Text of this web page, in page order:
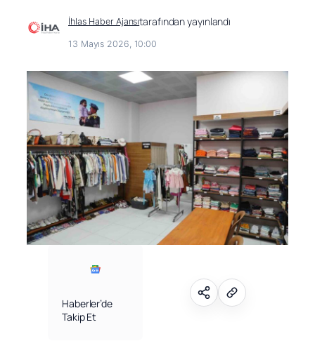
İhlas Haber Ajansıtarafından yayınlandı
13 Mayıs 2026, 10:00
Haberler’de
Takip Et